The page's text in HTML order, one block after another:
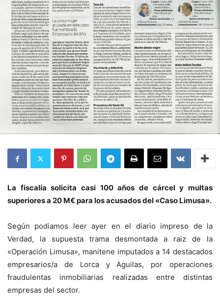
La fiscalía solicita casi 100 años de cárcel y multas
superiores a 20 M€ para los acusados del «Caso Limusa».
Según podiamos leer ayer en el diario impreso de la
Verdad, la supuesta trama desmontada a raiz de la
«Operación Limusa», manitene imputados a 14 destacados
empresarios/a de Lorca y Aguilas, por operaciones
fraudulentas inmobiliarias realizadas entre distintas
empresas del sector.